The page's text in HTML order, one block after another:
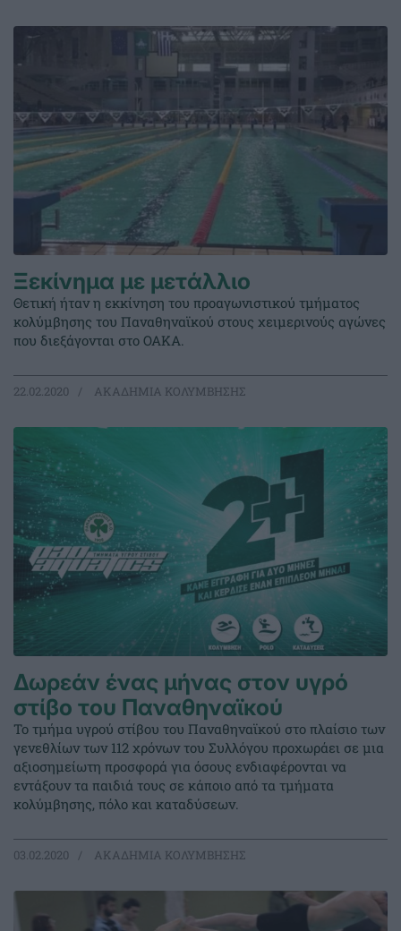
Ξεκίνημα με μετάλλιο
Θετική ήταν η εκκίνηση του προαγωνιστικού τμήματος
κολύμβησης του Παναθηναϊκού στους χειμερινούς αγώνες
που διεξάγονται στο ΟΑΚΑ.
22.02.2020 ΑΚΑΔΗΜΙΑ ΚΟΛΥΜΒΗΣΗΣ
Δωρεάν ένας μήνας στον υγρό
στίβο του Παναθηναϊκού
Το τμήμα υγρού στίβου του Παναθηναϊκού στο πλαίσιο των
γενεθλίων των 112 χρόνων του Συλλόγου προχωράει σε μια
αξιοσημείωτη προσφορά για όσους ενδιαφέρονται να
εντάξουν τα παιδιά τους σε κάποιο από τα τμήματα
κολύμβησης, πόλο και καταδύσεων.
03.02.2020 ΑΚΑΔΗΜΙΑ ΚΟΛΥΜΒΗΣΗΣ